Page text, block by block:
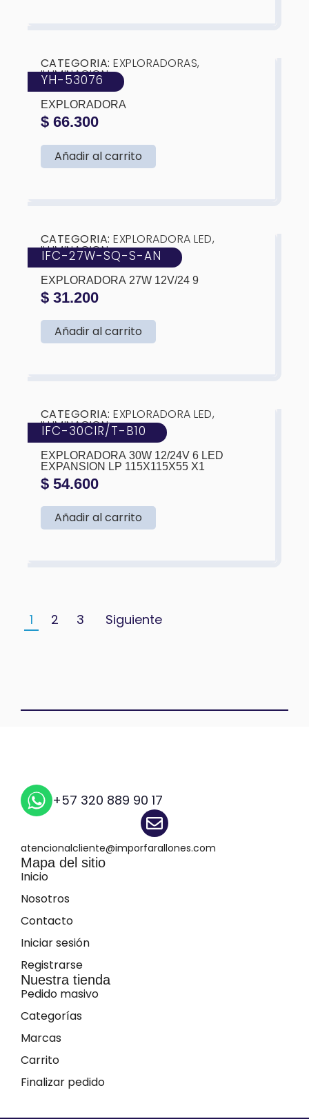
❮
YH-53076
CATEGORIA:EXPLORADORAS,
ILUMINACION
MARCA:IFC
EXPLORADORA
$66.300
Añadir al carrito
❮
IFC-27W-SQ-S-AN
CATEGORIA:EXPLORADORA LED,
ILUMINACION
MARCA:IFC
EXPLORADORA 27W 12V/24 9
$31.200
Añadir al carrito
❮
IFC-30CIR/T-B10
CATEGORIA:EXPLORADORA LED,
ILUMINACION
MARCA:IFC
EXPLORADORA 30W 12/24V 6 LED
EXPANSION LP 115X115X55 X1
$54.600
Añadir al carrito
1 2 3 Siguiente
+57 320 889 90 17
atencionalcliente@imporfarallones.com
Mapa del sitio
Inicio
Nosotros
Contacto
Iniciar sesión
Registrarse
Nuestra tienda
Pedido masivo
Categorías
Marcas
Carrito
Finalizar pedido